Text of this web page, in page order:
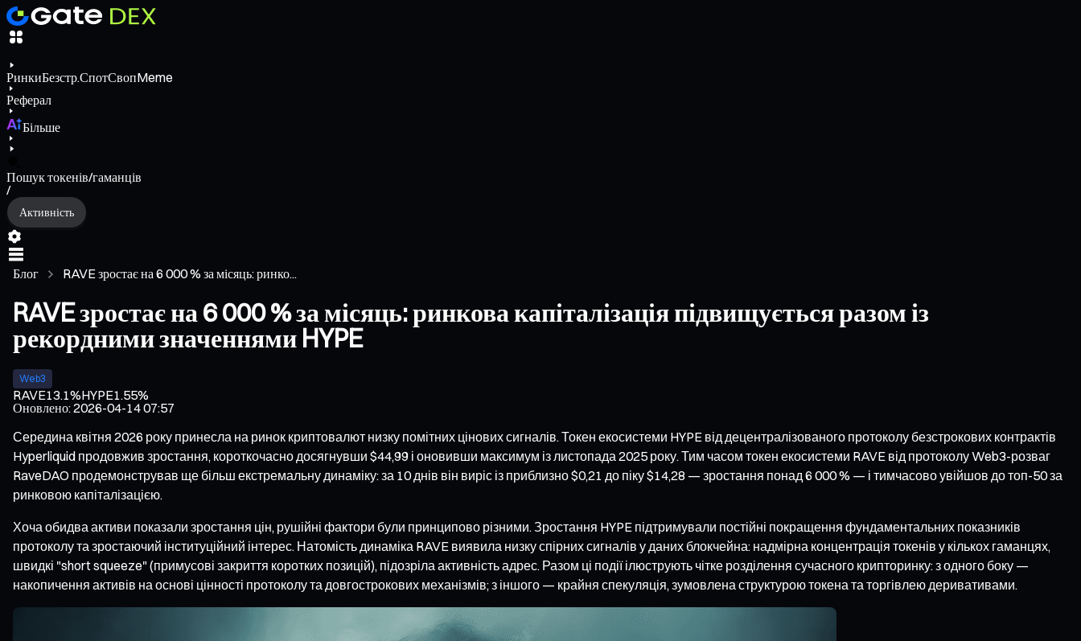
РинкиБезстр.СпотСвопMeme
Реферал
Більше
Пошук токенів/гаманців
/
Активність
Блог RAVE зростає на 6 000 % за місяць: ринко...
RAVE зростає на 6 000 % за місяць: ринкова капіталізація підвищується разом із
рекордними значеннями HYPE
Web3
RAVE13.1%HYPE1.55%
Оновлено:2026-04-14 07:57
Середина квітня 2026 року принесла на ринок криптовалют низку помітних цінових сигналів. Токен екосистеми HYPE від децентралізованого протоколу безстрокових контрактів
Hyperliquid продовжив зростання, короткочасно досягнувши $44,99 і оновивши максимум із листопада 2025 року. Тим часом токен екосистеми RAVE від протоколу Web3-розваг
RaveDAO продемонстрував ще більш екстремальну динаміку: за 10 днів він виріс із приблизно $0,21 до піку $14,28 — зростання понад 6 000 % — і тимчасово увійшов до топ-50 за
ринковою капіталізацією.
Хоча обидва активи показали зростання цін, рушійні фактори були принципово різними. Зростання HYPE підтримували постійні покращення фундаментальних показників
протоколу та зростаючий інституційний інтерес. Натомість динаміка RAVE виявила низку спірних сигналів у даних блокчейна: надмірна концентрація токенів у кількох гаманцях,
швидкі "short squeeze" (примусові закриття коротких позицій), підозріла активність адрес. Разом ці події ілюструють чітке розділення сучасного крипторинку: з одного боку —
накопичення активів на основі цінності протоколу та довгострокових механізмів; з іншого — крайня спекуляція, зумовлена структурою токена та торгівлею деривативами.